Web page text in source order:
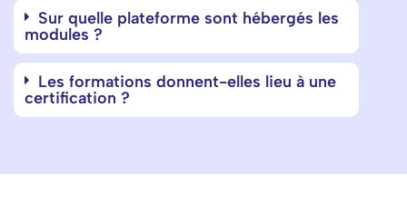
Sur quelle plateforme sont hébergés les
modules ?
Les formations donnent-elles lieu à une
certification ?